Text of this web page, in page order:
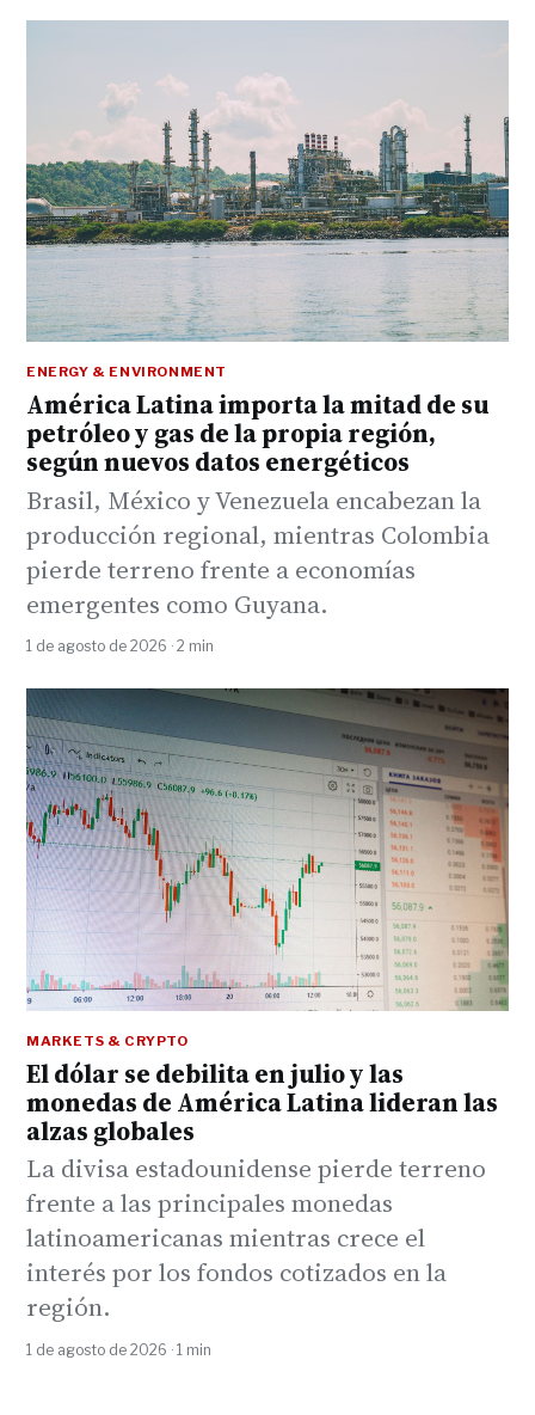
ENERGY & ENVIRONMENT
América Latina importa la mitad de su
petróleo y gas de la propia región,
según nuevos datos energéticos
Brasil, México y Venezuela encabezan la
producción regional, mientras Colombia
pierde terreno frente a economías
emergentes como Guyana.
1 de agosto de 2026 · 2 min
MARKETS & CRYPTO
El dólar se debilita en julio y las
monedas de América Latina lideran las
alzas globales
La divisa estadounidense pierde terreno
frente a las principales monedas
latinoamericanas mientras crece el
interés por los fondos cotizados en la
región.
1 de agosto de 2026 · 1 min